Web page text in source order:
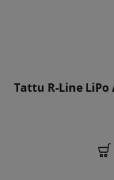
Tattu R-Line LiPo